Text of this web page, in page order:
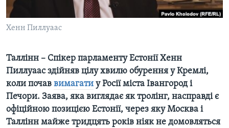
СТУДІЯ ВАШИНГТОН
ВІКНО В АМЕРИКУ
ПОГЛЯД З ВАШИНГТОНА
Мови
Хенн Пиллуаас
Таллінн – Спікер парламенту Естонії Хенн
Пиллуаас здійняв цілу хвилю обурення у Кремлі,
коли почав вимагати у Росії міста Івангород і
Печори. Заява, яка виглядає як тролінг, насправді є
офіційною позицією Естонії, через яку Москва і
Таллінн майже тридцять років ніяк не домовляться